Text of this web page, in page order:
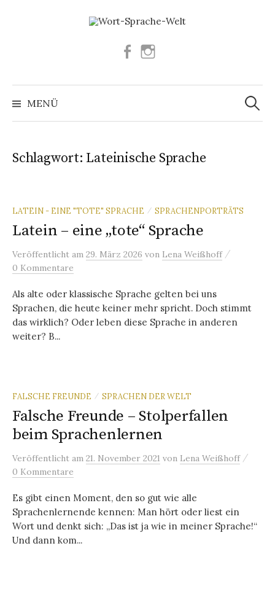
Facebook
MENÜ
Suchen
nach:
Schlagwort: Lateinische Sprache
LATEIN - EINE "TOTE" SPRACHE / SPRACHENPORTRÄTS
Latein – eine „tote“ Sprache
Veröffentlicht am 29. März 2026 von Lena Weißhoff /
0 Kommentare
Als alte oder klassische Sprache gelten bei uns
Sprachen, die heute keiner mehr spricht. Doch stimmt
das wirklich? Oder leben diese Sprache in anderen
weiter? B...
FALSCHE FREUNDE / SPRACHEN DER WELT
Falsche Freunde – Stolperfallen
beim Sprachenlernen
Veröffentlicht am 21. November 2021 von Lena Weißhoff /
0 Kommentare
Es gibt einen Moment, den so gut wie alle
Sprachenlernende kennen: Man hört oder liest ein
Wort und denkt sich: „Das ist ja wie in meiner Sprache!“
Und dann kom...